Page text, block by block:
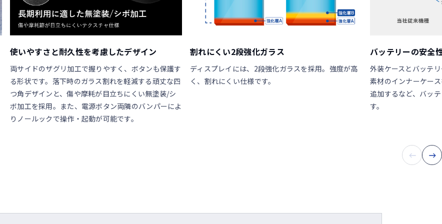
使いやすさと耐久性を考慮したデザイン
両サイドのザグリ加工で握りやすく、ボタンも保護す
る形状です。落下時のガラス割れを軽減する頑丈な四
つ角デザインと、傷や摩耗が目立ちにくい無塗装/シ
ボ加工を採用。また、電源ボタン両隣のバンパーによ
りノールックで操作・起動が可能です。
割れにくい2段強化ガラス
ディスプレイには、2段強化ガラスを採用。強度が高
く、割れにくい仕様です。
バッテリーの安全
外装ケースとバッテ
素材のインナーケー
追加するなど、バッ
す。